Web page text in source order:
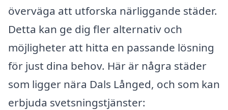
överväga att utforska närliggande städer.
Detta kan ge dig fler alternativ och
möjligheter att hitta en passande lösning
för just dina behov. Här är några städer
som ligger nära Dals Långed, och som kan
erbjuda svetsningstjänster: